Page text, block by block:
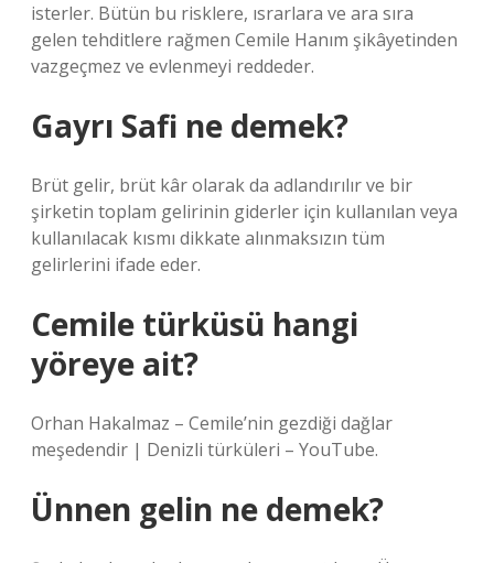
isterler. Bütün bu risklere, ısrarlara ve ara sıra
gelen tehditlere rağmen Cemile Hanım şikâyetinden
vazgeçmez ve evlenmeyi reddeder.
Gayrı Safi ne demek?
Brüt gelir, brüt kâr olarak da adlandırılır ve bir
şirketin toplam gelirinin giderler için kullanılan veya
kullanılacak kısmı dikkate alınmaksızın tüm
gelirlerini ifade eder.
Cemile türküsü hangi
yöreye ait?
Orhan Hakalmaz – Cemile’nin gezdiği dağlar
meşedendir | Denizli türküleri – YouTube.
Ünnen gelin ne demek?